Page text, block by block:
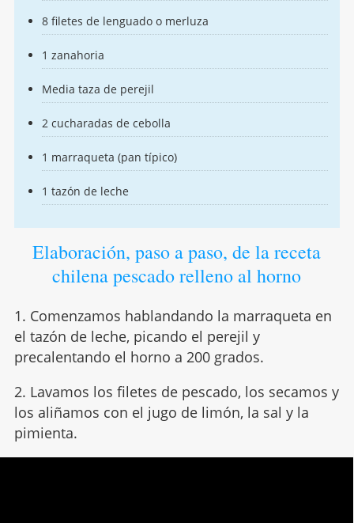
8 filetes de lenguado o merluza
1 zanahoria
Media taza de perejil
2 cucharadas de cebolla
1 marraqueta (pan típico)
1 tazón de leche
Elaboración, paso a paso, de la receta
chilena pescado relleno al horno
1. Comenzamos hablandando la marraqueta en
el tazón de leche, picando el perejil y
precalentando el horno a 200 grados.
2. Lavamos los filetes de pescado, los secamos y
los aliñamos con el jugo de limón, la sal y la
pimienta.